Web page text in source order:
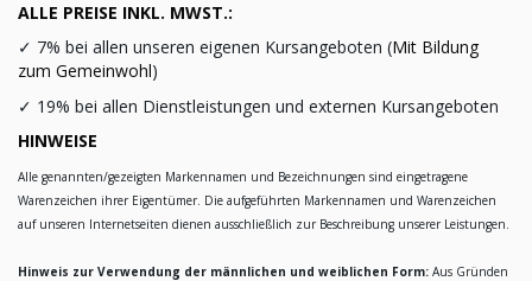
ALLE PREISE INKL. MWST.:
✓ 7% bei allen unseren eigenen Kursangeboten (Mit Bildung
zum Gemeinwohl)
✓ 19% bei allen Dienstleistungen und externen Kursangeboten
HINWEISE
Alle genannten/gezeigten Markennamen und Bezeichnungen sind eingetragene
Warenzeichen ihrer Eigentümer. Die aufgeführten Markennamen und Warenzeichen
auf unseren Internetseiten dienen ausschließlich zur Beschreibung unserer Leistungen.
Hinweis zur Verwendung der männlichen und weiblichen Form: Aus Gründen